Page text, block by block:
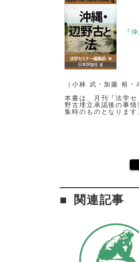
『
（小林 武・加藤 裕
本書は、月刊『法学
野古埋立承認後の事
集時のものとなります
関連記事